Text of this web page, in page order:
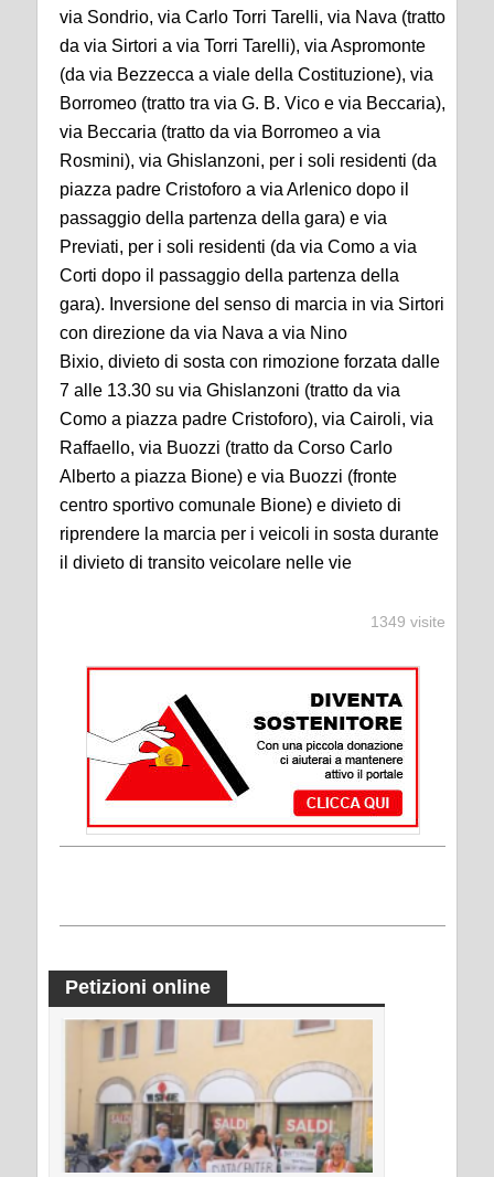
via Sondrio, via Carlo Torri Tarelli, via Nava (tratto
da via Sirtori a via Torri Tarelli), via Aspromonte
(da via Bezzecca a viale della Costituzione), via
Borromeo (tratto tra via G. B. Vico e via Beccaria),
via Beccaria (tratto da via Borromeo a via
Rosmini), via Ghislanzoni, per i soli residenti (da
piazza padre Cristoforo a via Arlenico dopo il
passaggio della partenza della gara) e via
Previati, per i soli residenti (da via Como a via
Corti dopo il passaggio della partenza della
gara). Inversione del senso di marcia in via Sirtori
con direzione da via Nava a via Nino
Bixio, divieto di sosta con rimozione forzata dalle
7 alle 13.30 su via Ghislanzoni (tratto da via
Como a piazza padre Cristoforo), via Cairoli, via
Raffaello, via Buozzi (tratto da Corso Carlo
Alberto a piazza Bione) e via Buozzi (fronte
centro sportivo comunale Bione) e divieto di
riprendere la marcia per i veicoli in sosta durante
il divieto di transito veicolare nelle vie
1349 visite
Petizioni online